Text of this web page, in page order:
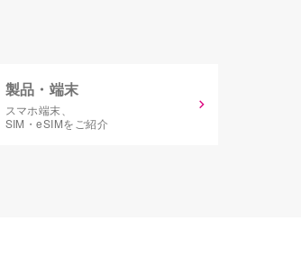
製品・端末
スマホ端末、
SIM・eSIMをご紹介